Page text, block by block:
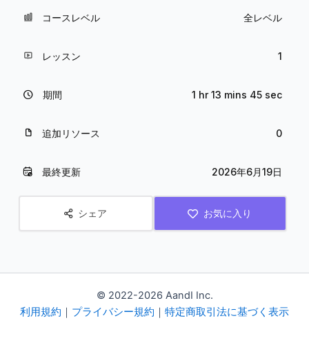
コースレベル 全レベル
レッスン 1
期間 1 hr 13 mins 45 sec
追加リソース 0
最終更新 2026年6月19日
シェア お気に入り
© 2022-2026 AandI Inc.
利用規約 ｜ プライバシー規約 ｜ 特定商取引法に基づく表示